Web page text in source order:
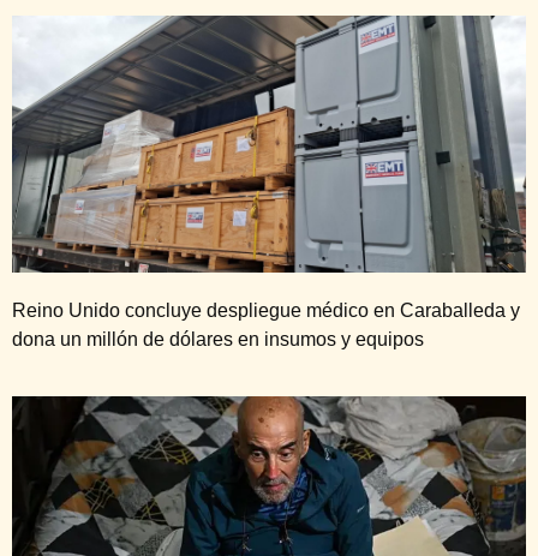
Reino Unido concluye despliegue médico en Caraballeda y
dona un millón de dólares en insumos y equipos